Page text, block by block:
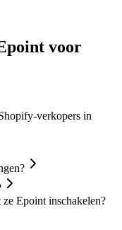
voor
verkopers in
Epoint inschakelen?